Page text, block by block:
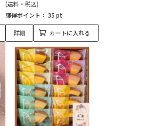
(送料・税込)
獲得ポイント： 35 pt
詳細 カートに入れる